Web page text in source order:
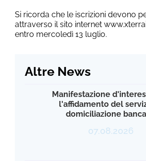
Si ricorda che le iscrizioni devono
attraverso il sito internet
entro mercoledì 13 luglio.
Altre News
Manifestazione
l'affidamento del
domiciliazione
07.08.2026